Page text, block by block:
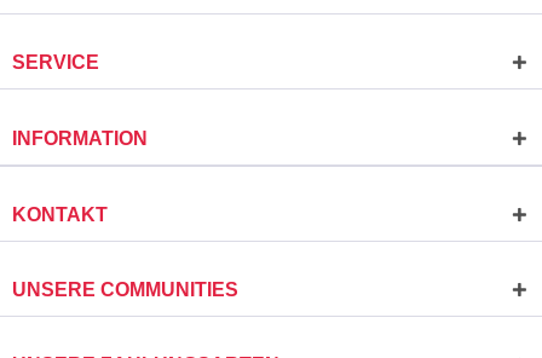
SERVICE
INFORMATION
KONTAKT
UNSERE COMMUNITIES